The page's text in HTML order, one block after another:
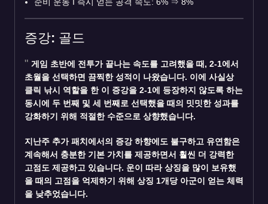
증강: 골드
게임 초반에 전투가 끝나는 속도를 고려했을 때, 2-1에서
초월을 선택하면 끔찍한 성적이 나왔습니다. 이에 사실상
클릭 낚시 역할을 한 이 증강을 2-1에 등장하지 않도록 하는
동시에 두 번째 및 세 번째로 선택했을 때의 밋밋한 성과를
강화하기 위해 적절한 수준으로 상향했습니다.
지난주 추가 패치에서의 증강 하향에도 불구하고 유연함은
계속해서 충분한 기본 가치를 제공하면서 훨씬 더 강력한
고점도 제공하고 있습니다. 운이 따라 상징을 많이 보유했
을 때의 고점을 억제하기 위해 상징 1개당 아군이 얻는 체력
을 낮추었습니다.